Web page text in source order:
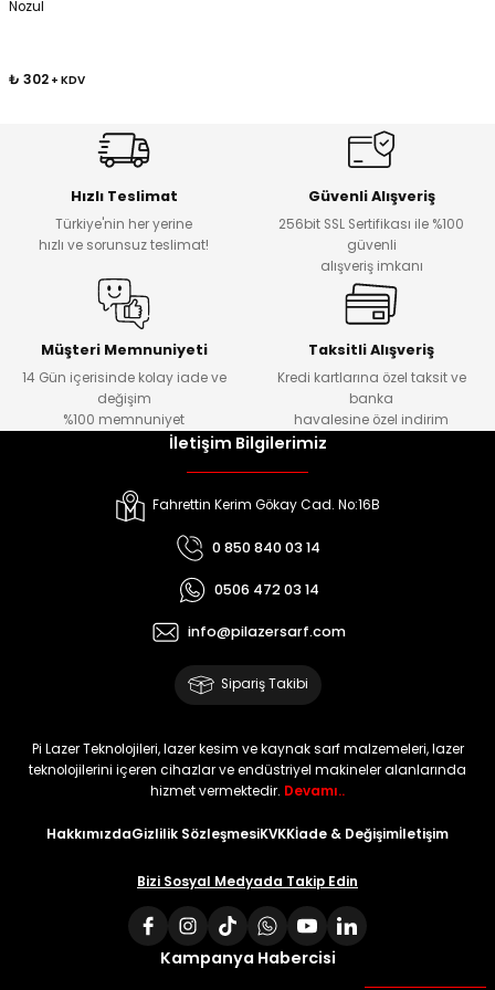
Nozul
₺ 302 + KDV
Hızlı Teslimat
Türkiye'nin her yerine
hızlı ve sorunsuz teslimat!
Güvenli Alışveriş
256bit SSL Sertifikası ile %100
güvenli
alışveriş imkanı
Müşteri Memnuniyeti
14 Gün içerisinde kolay iade ve
değişim
%100 memnuniyet
Taksitli Alışveriş
Kredi kartlarına özel taksit ve
banka
havalesine özel indirim
İletişim Bilgilerimiz
Fahrettin Kerim Gökay Cad. No:16B
0 850 840 03 14
0506 472 03 14
info@pilazersarf.com
Sipariş Takibi
Pi Lazer Teknolojileri, lazer kesim ve kaynak sarf malzemeleri, lazer
teknolojilerini içeren cihazlar ve endüstriyel makineler alanlarında
hizmet vermektedir. Devamı..
HakkımızdaGizlilik SözleşmesiKVKKİade & Değişimİletişim
Bizi Sosyal Medyada Takip Edin
Kampanya Habercisi